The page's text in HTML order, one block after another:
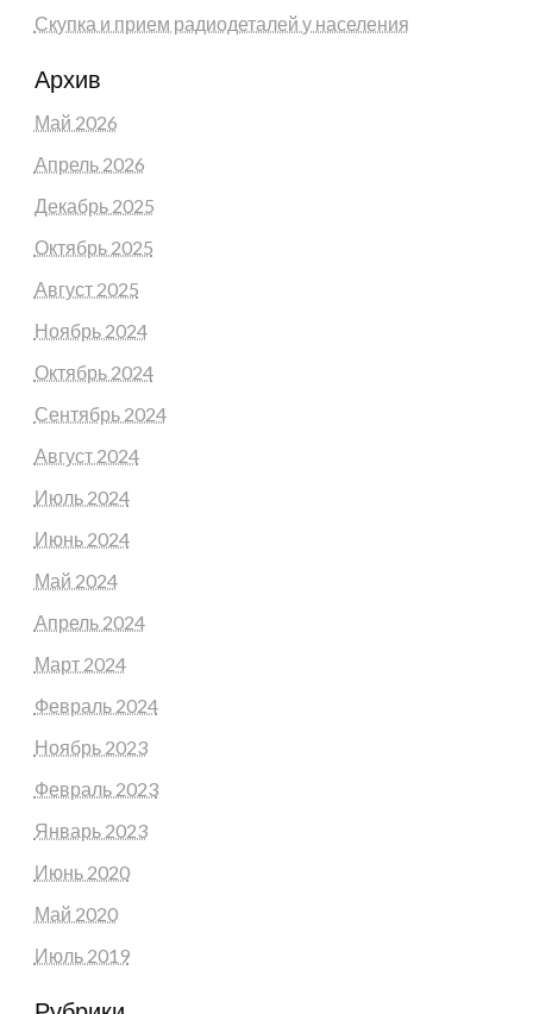
Скупка и прием радиодеталей у населения
Архив
Май 2026
Апрель 2026
Декабрь 2025
Октябрь 2025
Август 2025
Ноябрь 2024
Октябрь 2024
Сентябрь 2024
Август 2024
Июль 2024
Июнь 2024
Май 2024
Апрель 2024
Март 2024
Февраль 2024
Ноябрь 2023
Февраль 2023
Январь 2023
Июнь 2020
Май 2020
Июль 2019